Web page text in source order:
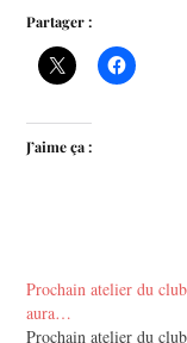
Partager :
J’aime ça :
Prochain atelier du club
aura…
Prochain atelier du